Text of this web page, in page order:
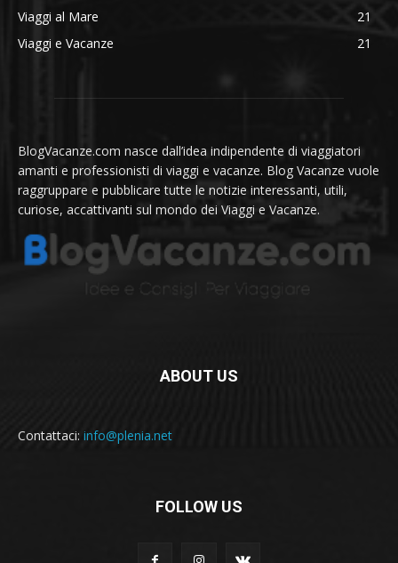
Viaggi al Mare
21
Viaggi e Vacanze
21
BlogVacanze.com nasce dall’idea indipendente di viaggiatori
amanti e professionisti di viaggi e vacanze. Blog Vacanze vuole
raggruppare e pubblicare tutte le notizie interessanti, utili,
curiose, accattivanti sul mondo dei Viaggi e Vacanze.
ABOUT US
Contattaci: info@plenia.net
FOLLOW US